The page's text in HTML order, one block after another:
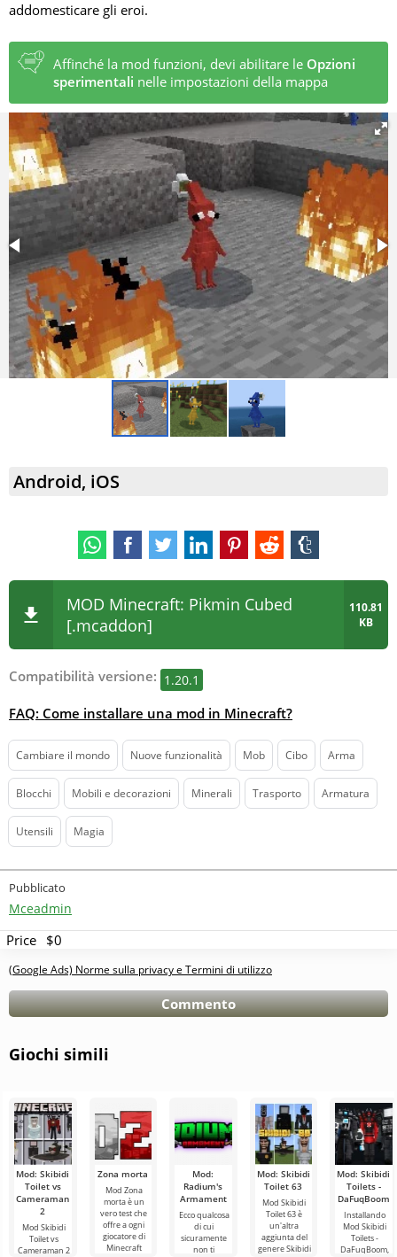
addomesticare gli eroi.
Affinché la mod funzioni, devi abilitare le Opzioni
sperimentali nelle impostazioni della mappa
Android, iOS
MOD Minecraft: Pikmin Cubed
[.mcaddon]
110.81
KB
Compatibilità versione: 1.20.1
FAQ: Come installare una mod in Minecraft?
Cambiare il mondo Nuove funzionalità Mob Cibo Arma
Blocchi Mobili e decorazioni Minerali Trasporto Armatura
Utensili Magia
Pubblicato
Mceadmin
Price $0
(Google Ads) Norme sulla privacy e Termini di utilizzo
Commento
Giochi simili
Mod: Skibidi
Toilet vs
Cameraman
2
Mod Skibidi
Toilet vs
Cameraman 2
Zona morta
Mod Zona
morta è un
vero test che
offre a ogni
giocatore di
Minecraft
Mod:
Radium's
Armament
Ecco qualcosa
di cui
sicuramente
non ti
Mod: Skibidi
Toilet 63
Mod Skibidi
Toilet 63 è
un'altra
aggiunta del
genere Skibidi
Mod: Skibidi
Toilets -
DaFuqBoom
Installando
Mod Skibidi
Toilets -
DaFuqBoom,